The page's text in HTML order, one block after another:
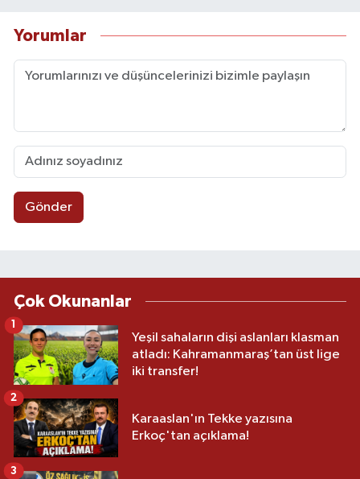
Yorumlar
Gönder
Çok Okunanlar
Yeşil sahaların dişi aslanları klasman
atladı: Kahramanmaraş’tan üst lige
iki transfer!
Karaaslan'ın Tekke yazısına
Erkoç'tan açıklama!
2
3